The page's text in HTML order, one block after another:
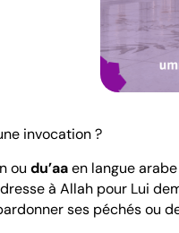
invocation ?
ou du’aaen langue
à Allah pour Lui
ses péchés ou